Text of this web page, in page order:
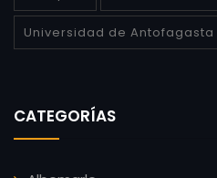
Universidad de Antofagasta
CATEGORÍAS